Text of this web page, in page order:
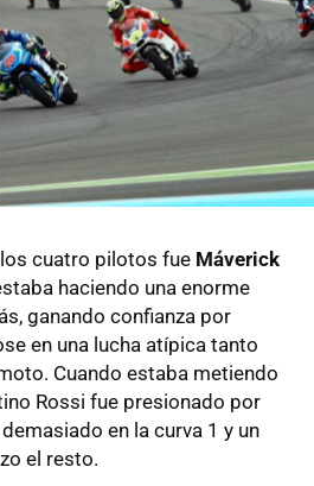
cuatro pilotos fue Máverick
haciendo una enorme
ganando confianza por
en una lucha atípica tanto
Cuando estaba metiendo
Rossi fue presionado por
en la curva 1 y un
el resto.